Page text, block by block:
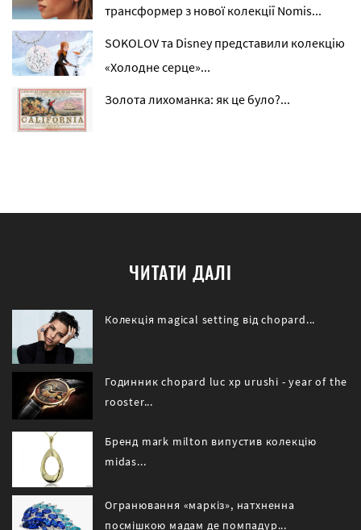
трансформер з нової колекції Nomis...
SOKOLOV та Disney представили колекцію
«Холодне серце»...
Золота лихоманка: як це було?...
ЧИТАТИ ДАЛІ
Колекція magical setting від chopard...
Годинник chopard luc xp urushi - year of the
rooster...
Бренд mark milton випустив колекцію
midas...
Огранювання «маркіз», натхненна
посмішкою мадам де помпадур...